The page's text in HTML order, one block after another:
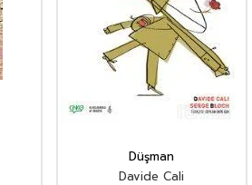
Düşman
Davide Cali